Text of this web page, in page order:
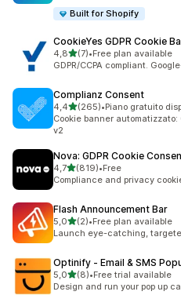
Built for Shopify
CookieYes GDPR Cookie
4,8stelle su 5
(7)
7 recensioni totali
•Free plan available
GDPR/CCPA compliant.
Complianz Consent
4,4stelle su 5
(265)
265 recensioni totali
•Piano gratuito
Cookie banner automatizzato:
v2
Nova: GDPR Cookie
4,7stelle su 5
(819)
819 recensioni totali
•Free
Compliance and privacy
Flash Announcement Bar
5,0stelle su 5
(2)
2 recensioni totali
•Free plan available
Launch eye-catching,
Optinify ‑ Email & SMS
5,0stelle su 5
(8)
8 recensioni totali
•Free trial available
Design and run your pop up